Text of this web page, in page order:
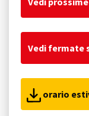
Vedi fermate
orario